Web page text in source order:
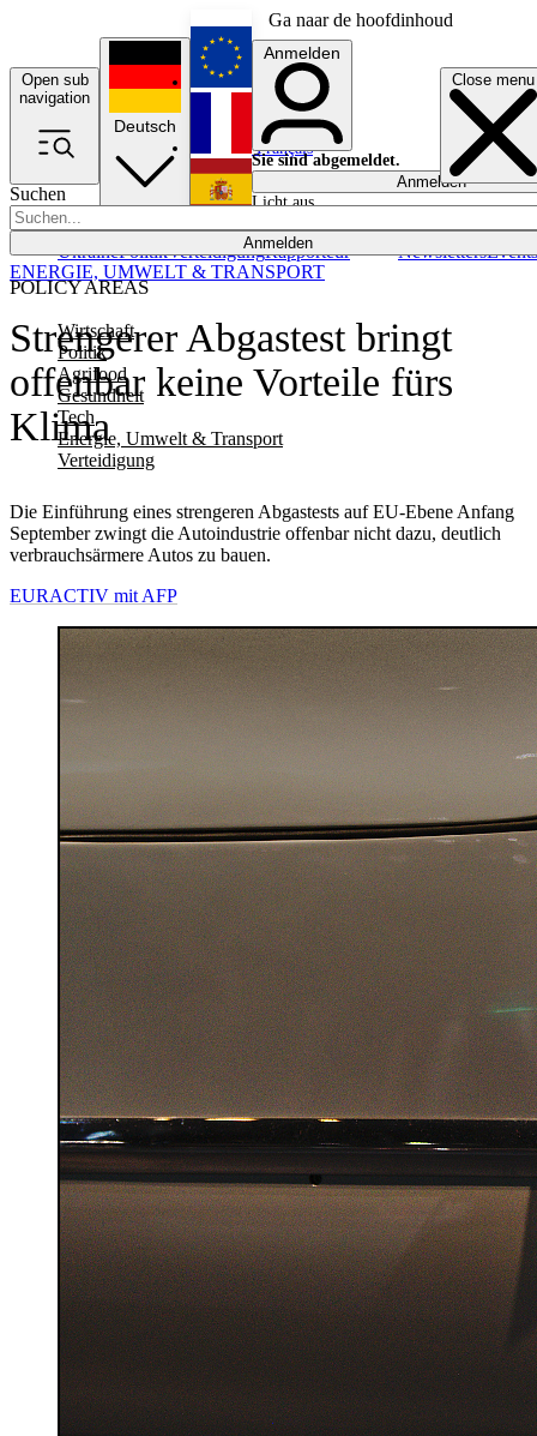
Ga naar de hoofdinhoud
Open sub
navigation
Close menu
Suchen
Anmelden
POLICY AREAS
Wirtschaft
Politik
Agrifood
Gesundheit
Tech
Energie, Umwelt & Transport
Verteidigung
UkrainePolitikVerteidigungRapporteur NewslettersEvents
Deutsch
English
Français
Anmelden
Sie sind abgemeldet.
Anmelden
Licht aus
Strengerer Abgastest bringt
offenbar keine Vorteile fürs
Klima
Die Einführung eines strengeren Abgastests auf EU-Ebene Anfang
September zwingt die Autoindustrie offenbar nicht dazu, deutlich
verbrauchsärmere Autos zu bauen.
ENERGIE, UMWELT & TRANSPORT
EURACTIV mit AFP